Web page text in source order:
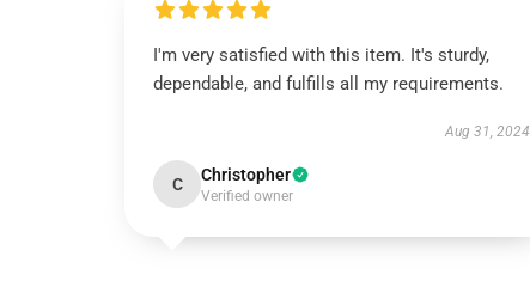
I'm very satisfied with this item. It's sturdy,
dependable, and fulfills all my requirements.
Aug 31, 2024
C Christopher
Verified owner